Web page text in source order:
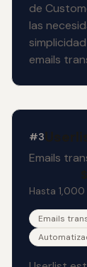
de
las
emails
#3
Emails
Hasta
Emails